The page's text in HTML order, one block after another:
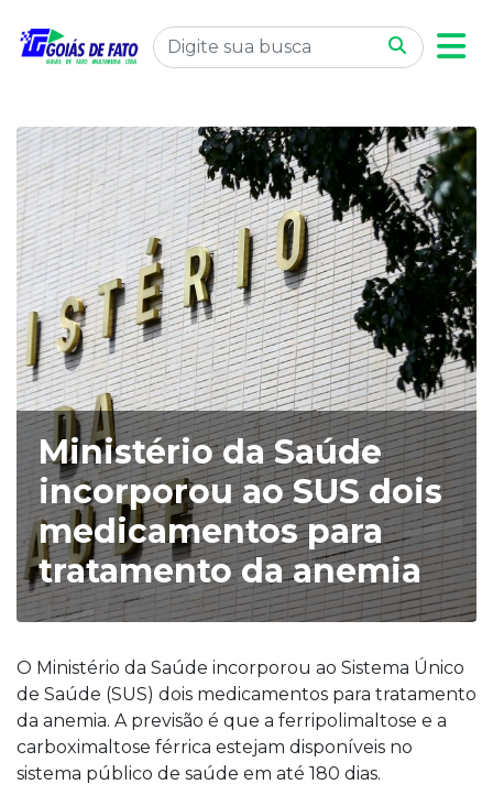
Ministério da Saúde
incorporou ao SUS dois
medicamentos para
tratamento da anemia
O Ministério da Saúde incorporou ao Sistema Único
de Saúde (SUS) dois medicamentos para tratamento
da anemia. A previsão é que a ferripolimaltose e a
carboximaltose férrica estejam disponíveis no
sistema público de saúde em até 180 dias.